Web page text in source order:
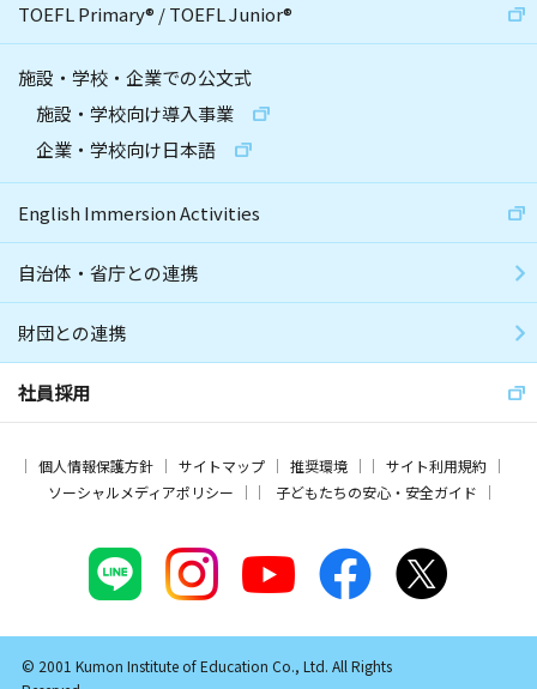
TOEFL Primary® /TOEFL Junior®
施設・学校・企業での公文式
施設・学校向け導入事業
企業・学校向け日本語
English Immersion Activities
自治体・省庁との連携
財団との連携
社員採用
個人情報保護方針 サイトマップ 推奨環境
サイト利用規約
ソーシャルメディアポリシー
子どもたちの安心・安全ガイド
© 2001 Kumon Institute of Education Co., Ltd. All Rights